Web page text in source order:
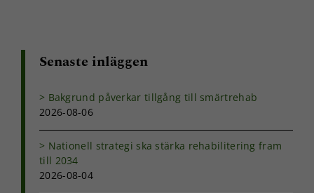
Senaste inläggen
Bakgrund påverkar tillgång till smärtrehab
2026-08-06
Nationell strategi ska stärka rehabilitering fram
till 2034
2026-08-04
Dessa kakor
går inte att
behövs för
att hemsidan